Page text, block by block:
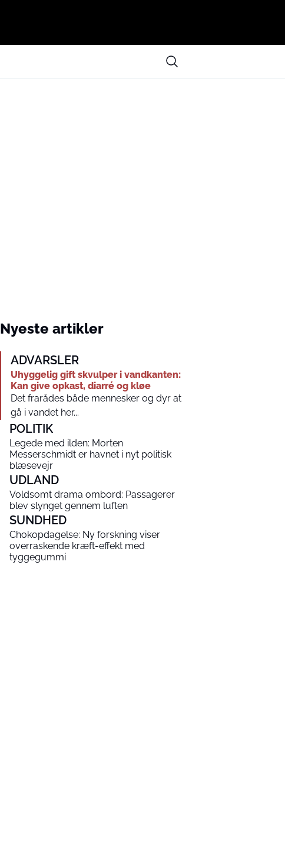
Nyeste artikler
ADVARSLER
Uhyggelig gift skvulper i vandkanten:
Kan give opkast, diarré og kløe
Det frarådes både mennesker og dyr at
gå i vandet her...
POLITIK
Legede med ilden: Morten
Messerschmidt er havnet i nyt politisk
blæsevejr
UDLAND
Voldsomt drama ombord: Passagerer
blev slynget gennem luften
SUNDHED
Chokopdagelse: Ny forskning viser
overraskende kræft-effekt med
tyggegummi